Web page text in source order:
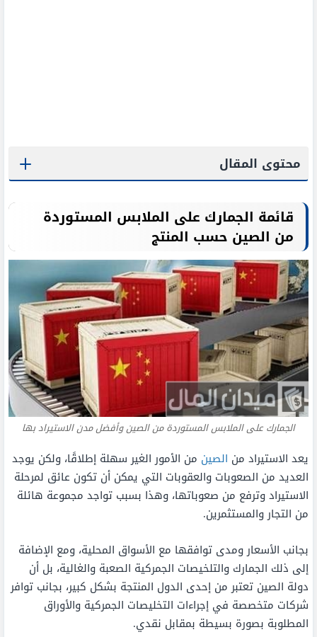
محتوى المقال
قائمة الجمارك على الملابس المستوردة
من الصين حسب المنتج
الجمارك على الملابس المستوردة من الصين وأفضل مدن الاستيراد بها
يعد الاستيراد من الصين من الأمور الغير سهلة إطلاقًا، ولكن يوجد
العديد من الصعوبات والعقوبات التي يمكن أن تكون عائق لمرحلة
الاستيراد وترفع من صعوباتها، وهذا بسبب تواجد مجموعة هائلة
من التجار والمستثمرين.
بجانب الأسعار ومدى توافقها مع الأسواق المحلية، ومع الإضافة
إلى ذلك الجمارك والتلخيصات الجمركية الصعبة والغالية، بل أن
دولة الصين تعتبر من إحدى الدول المنتجة بشكل كبير، بجانب توافر
شركات متخصصة في إجراءات التخليصات الجمركية والأوراق
المطلوبة بصورة بسيطة بمقابل نقدي.